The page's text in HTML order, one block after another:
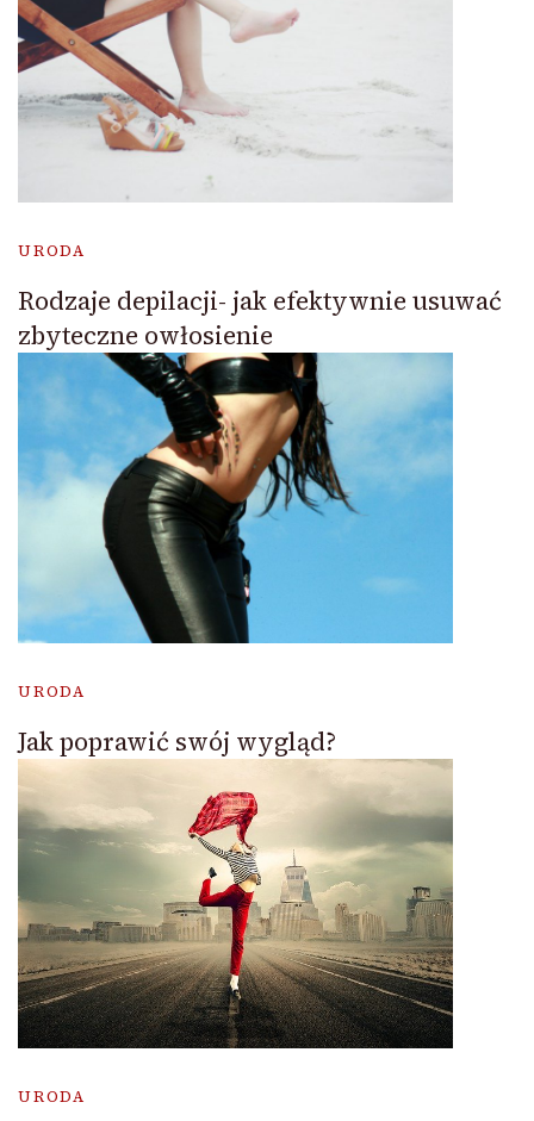
URODA
Rodzaje depilacji- jak efektywnie usuwać
zbyteczne owłosienie
URODA
Jak poprawić swój wygląd?
URODA